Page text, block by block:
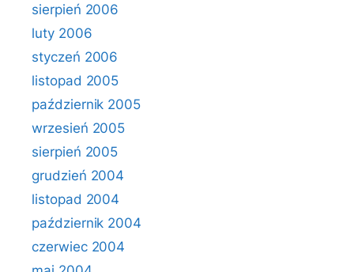
sierpień 2006
luty 2006
styczeń 2006
listopad 2005
październik 2005
wrzesień 2005
sierpień 2005
grudzień 2004
listopad 2004
październik 2004
czerwiec 2004